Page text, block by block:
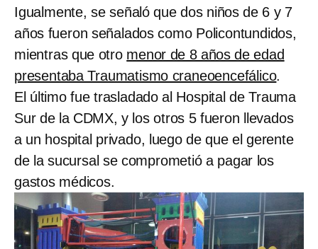
Igualmente, se señaló que dos niños de 6 y 7
años fueron señalados como Policontundidos,
mientras que otro menor de 8 años de edad
presentaba Traumatismo craneoencefálico.
El último fue trasladado al Hospital de Trauma
Sur de la CDMX, y los otros 5 fueron llevados
a un hospital privado, luego de que el gerente
de la sucursal se comprometió a pagar los
gastos médicos.